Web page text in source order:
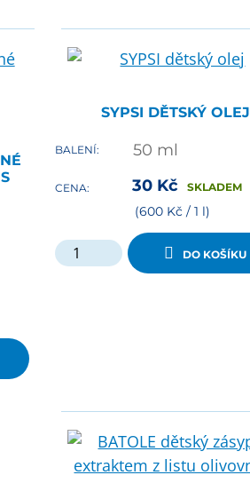
SYPSI DĚTSKÝ OLEJ
BALENÍ: 50 ml
CENA: 30Kč SKLADEM
(600 Kč / 1 l)
DO KOŠÍKU